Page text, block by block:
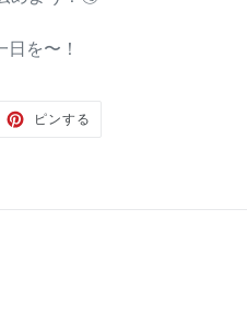
を〜！
ピンする